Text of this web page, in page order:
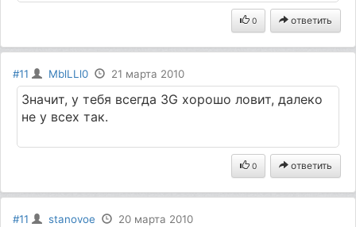
0 ответить
#11 MblLLl0 21 марта 2010
Значит, у тебя всегда 3G хорошо ловит, далеко
не у всех так.
0 ответить
#11 stanovoe 20 марта 2010